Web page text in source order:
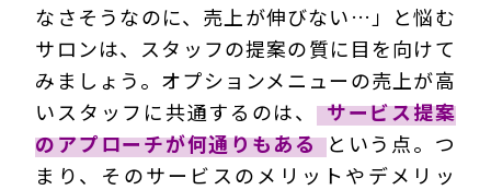
なさそうなのに、売上が伸びない…」と悩む
サロンは、スタッフの提案の質に目を向けて
みましょう。オプションメニューの売上が高
いスタッフに共通するのは、
サービス提案
のアプローチが何通りもある という点。つ
まり、そのサービスのメリットやデメリッ